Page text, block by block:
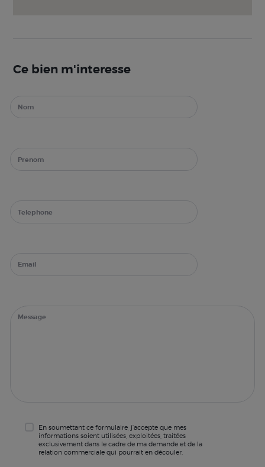
Ce bien m'interesse
En soumettant ce formulaire, j'accepte que mes
informations soient utilisées, exploitées, traitées
exclusivement dans le cadre de ma demande et de la
relation commerciale qui pourrait en découler.